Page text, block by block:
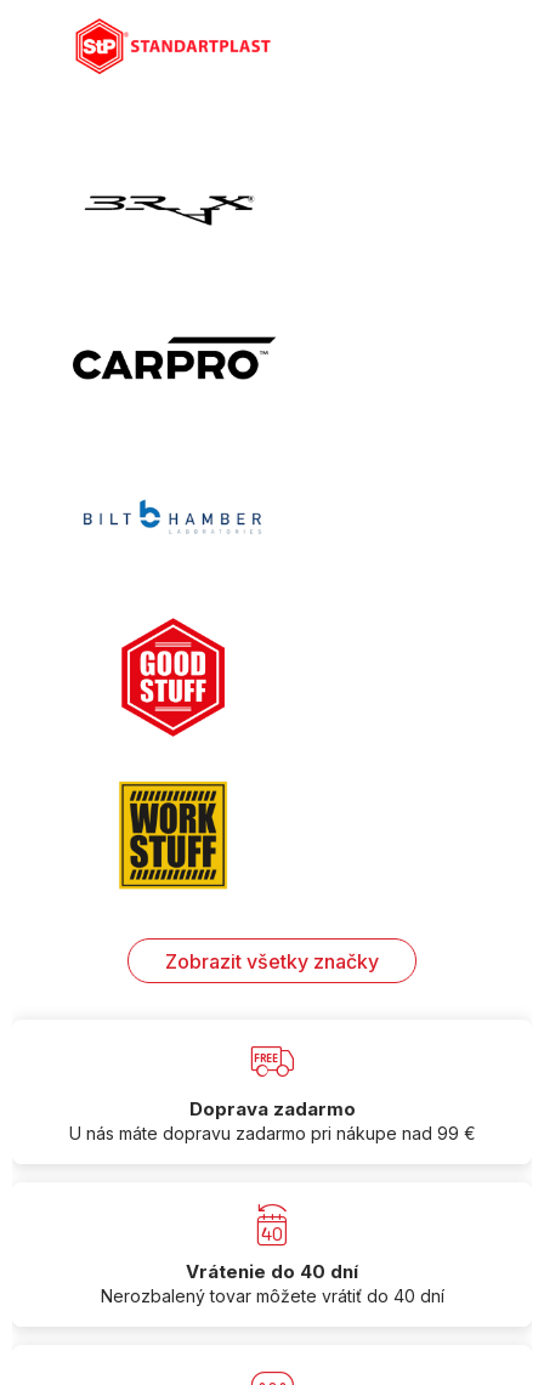
Zobrazit všetky značky
Doprava zadarmo
U nás máte dopravu zadarmo pri nákupe nad 99 €
Vrátenie do 40 dní
Nerozbalený tovar môžete vrátiť do 40 dní